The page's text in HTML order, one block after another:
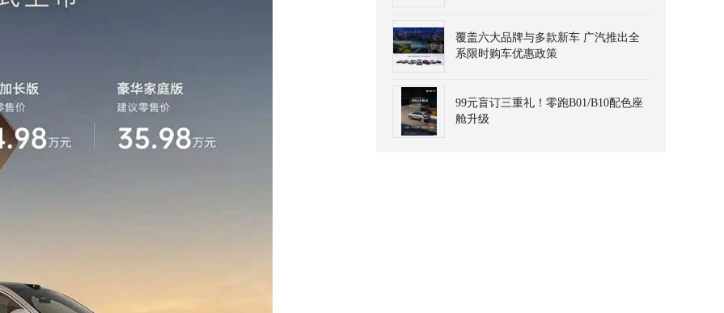
覆盖六大品牌与多款新车 广汽推出全
系限时购车优惠政策
99元盲订三重礼！零跑B01/B10配色座
舱升级